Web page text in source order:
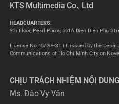
KTS Multimedia Co., Ltd
HEADQUARTERS:
9th Floor, Pearl Plaza, 561A Dien Bien Phu
License No.45/GP-STTT issued by the
Communications of Ho Chi Minh City on
CHỊU TRÁCH NHIỆM NỘI DUNG
Ms. Đào Vy Vân